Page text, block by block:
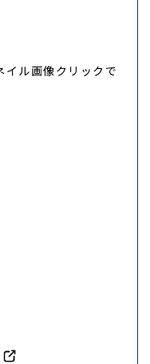
ル画像クリックで